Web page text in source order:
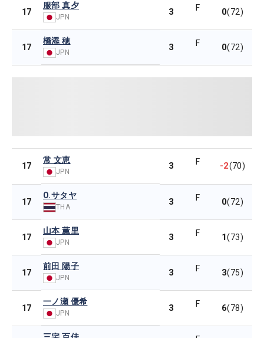
17
服部 真夕
JPN 3 F 0(72)
17
橋添 穂
JPN 3 F 0(72)
17
常 文恵
JPN
3 F -2(70)
17
O.サタヤ
THA 3 F 0(72)
17
山本 薫里
JPN 3 F 1(73)
17
前田 陽子
JPN 3 F 3(75)
17
一ノ瀬 優希
JPN 3 F 6(78)